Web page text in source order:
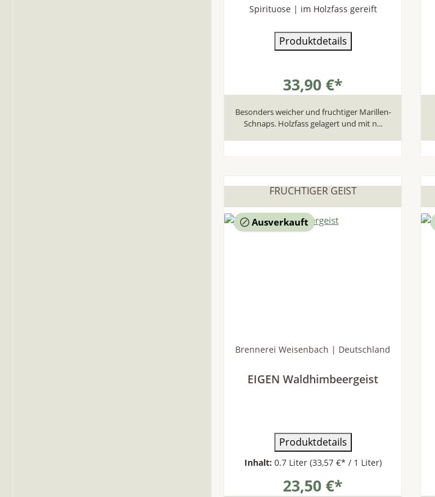
Spirituose | im Holzfass gereift
Produktdetails
33,90 €*
Besonders weicher und fruchtiger Marillen-
Schnaps. Holzfass gelagert und mit n...
Ausverkauft
FRUCHTIGER GEIST
Brennerei Weisenbach | Deutschland
EIGEN Waldhimbeergeist
Produktdetails
Inhalt: 0.7 Liter (33,57 €* / 1 Liter)
23,50 €*